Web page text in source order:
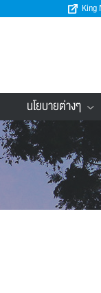
King
นโยบายต่างๆ